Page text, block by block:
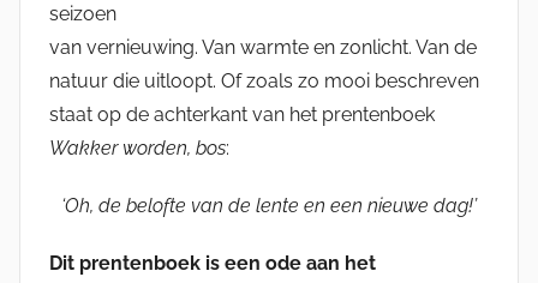
seizoen
van vernieuwing. Van warmte en zonlicht. Van de
natuur die uitloopt. Of zoals zo mooi beschreven
staat op de achterkant van het prentenboek
Wakker worden, bos:
‘Oh, de belofte van de lente en een nieuwe dag!’
Dit prentenboek is een ode aan het